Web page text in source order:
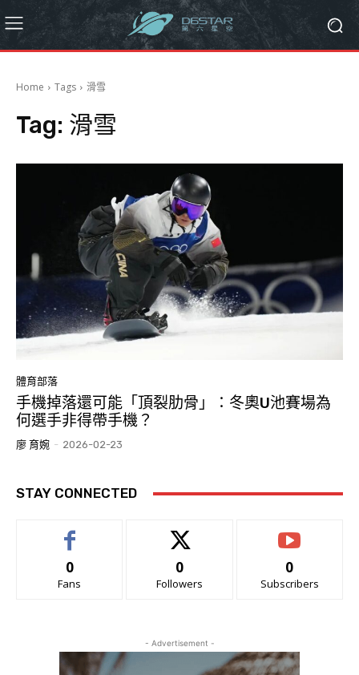
Home Tags 滑雪
Tag: 滑雪
體育部落
手機掉落還可能「頂裂肋骨」：冬奧U池賽場為
何選手非得帶手機？
廖 育婉 - 2026-02-23
STAY CONNECTED
0
Fans
0
Followers
0
Subscribers
- Advertisement -